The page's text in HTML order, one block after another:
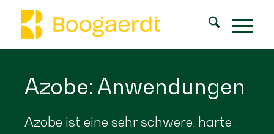
Azobe: Anwendungen
Azobe ist eine sehr schwere, harte